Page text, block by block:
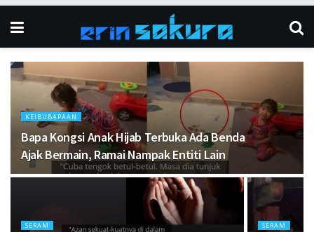
KEIBUBAPAAN
Bapa Kongsi Anak Hijab Terbuka Ada Benda
Ajak Bermain, Ramai Nampak Entiti Lain
SERAM SERAM